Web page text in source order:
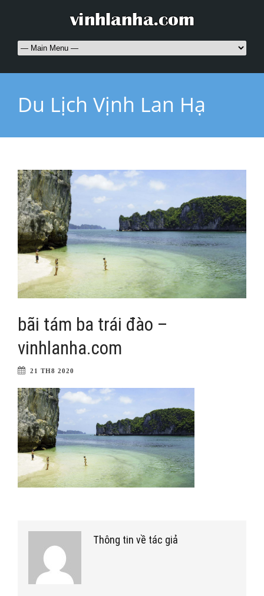
Du Lịch Vịnh Lan Hạ
bãi tám ba trái đào –
vinhlanha.com
21 TH8 2020
Thông tin về tác giả